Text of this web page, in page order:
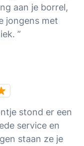
aan je borrel,
jongens met
”
stond er een
service en
staan ze je